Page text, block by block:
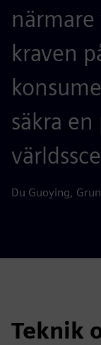
kraven
säkra en
Du Guoying,
Teknik